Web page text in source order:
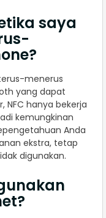
saya
menerus
yang dapat
NFC hanya bekerja
kemungkinan
Anda
ekstra, tetap
digunakan.